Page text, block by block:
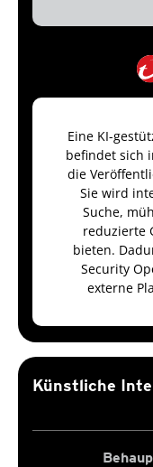
Eine KI-
befindet sich
die
Sie wird
Suche,
reduzierte
bieten.
Security
externe
Künstliche